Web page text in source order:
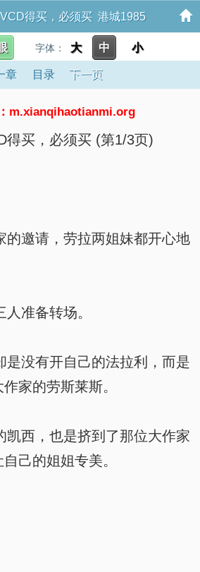
得买，必须买 港城1985
字体： 大 中 小
章 目录 下一页
m.xianqihaotianmi.org
买，必须买 (第1/3页)
邀请，劳拉两姐妹都开心地
准备转场。
没有开自己的法拉利，而是
家的劳斯莱斯。
西，也是挤到了那位大作家
己的姐姐专美。